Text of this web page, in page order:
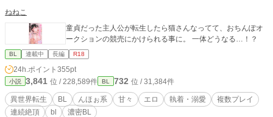
ねねこ
童貞だった主人公が転生したら猫さんなってて、おちんぽオ
ークションの競売にかけられる事に。 一体どうなる…！？
BL 連載中 長編 R18
24h.ポイント 355pt
小説 3,841 位 / 228,589件 BL 732 位 / 31,384件
異世界転生 BL んほぉ系 甘々 エロ 執着・溺愛
複数プレイ
連続絶頂
bl 濃密BL